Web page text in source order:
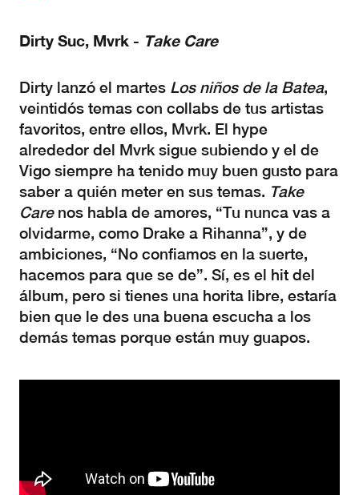
Dirty Suc, Mvrk - Take Care
Dirty lanzó el martes Los niños de la Batea,
veintidós temas con collabs de tus artistas
favoritos, entre ellos, Mvrk. El hype
alrededor del Mvrk sigue subiendo y el de
Vigo siempre ha tenido muy buen gusto para
saber a quién meter en sus temas. Take
Care nos habla de amores, “Tu nunca vas a
olvidarme, como Drake a Rihanna”, y de
ambiciones, “No confiamos en la suerte,
hacemos para que se de”. Sí, es el hit del
álbum, pero si tienes una horita libre, estaría
bien que le des una buena escucha a los
demás temas porque están muy guapos.